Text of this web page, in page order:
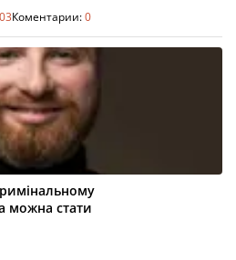
Коментарии:0
можна стати